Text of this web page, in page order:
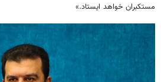
مستکبران خواهد ایستاد.»